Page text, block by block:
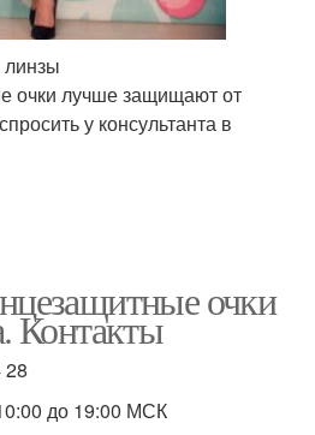
линзы
очки лучше защищают от
у консультанта в
очки
Контакты
28
до 19:00 МСК